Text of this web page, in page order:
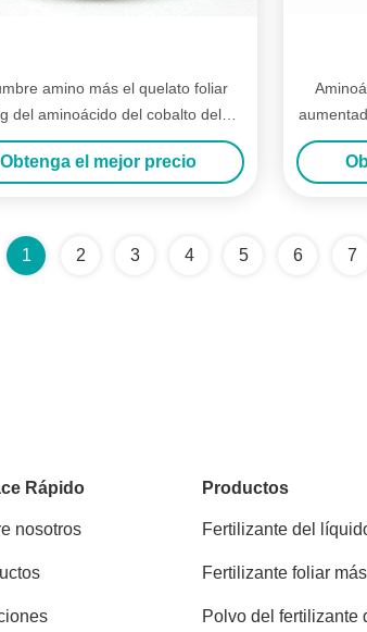
amino más el quelato foliar
del aminoácido del cobalto del
por el embalaje del bolso
Obtenga el mejor precio
1 2 3 4 5 6 7
Rápido
nosotros
Productos
Fertilizante del
Fertilizante foliar
Polvo del fertilizante